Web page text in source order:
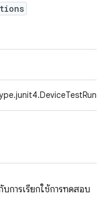
การเรียกใช้การทดสอบ